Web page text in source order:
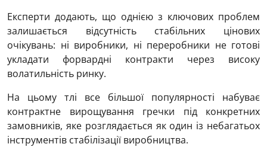
Експерти додають, що однією з ключових проблем
залишається відсутність стабільних цінових
очікувань: ні виробники, ні переробники не готові
укладати форвардні контракти через високу
волатильність ринку.
На цьому тлі все більшої популярності набуває
контрактне вирощування гречки під конкретних
замовників, яке розглядається як один із небагатьох
інструментів стабілізації виробництва.